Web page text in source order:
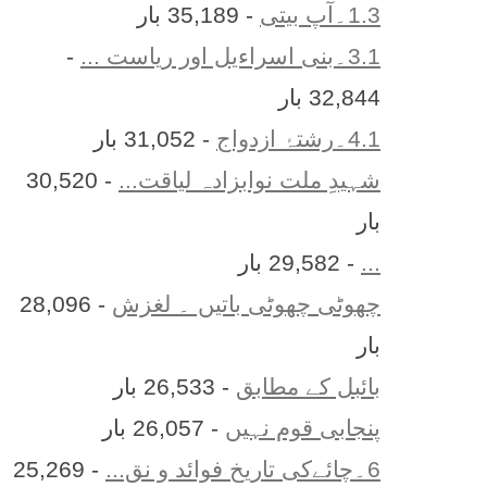
1.3۔آپ بیتی
- 35,189 بار
3.1۔بنی اسراءیل اور ریاست ...
-
32,844 بار
4.1۔رشتۂ ازدواج
- 31,052 بار
شہیدِ ملت نوابزادہ لیاقت...
- 30,520
بار
- 29,582 بار
چھوٹی چھوٹی باتیں ۔ لغزش
- 28,096
بار
بائبل کے مطابق - 26,533 بار
پنجابی قوم نہیں - 26,057 بار
6۔چائےکی تاریخ فوائد و نق...
- 25,269